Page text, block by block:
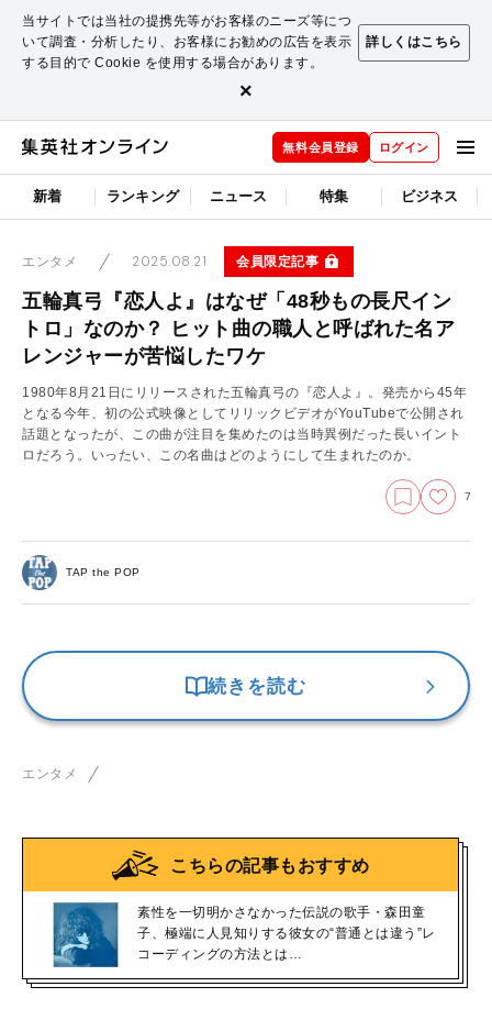
当サイトでは当社の提携先等がお客様のニーズ等につ
いて調査・分析したり、お客様にお勧めの広告を表示
する目的で Cookie を使用する場合があります。
詳しくはこちら
×
無料会員登録 ログイン
新着 ランキング ニュース 特集 ビジネス
エンタメ 2025.08.21 会員限定記事
五輪真弓『恋人よ』はなぜ「48秒もの長尺イン
トロ」なのか？ ヒット曲の職人と呼ばれた名ア
レンジャーが苦悩したワケ
1980年8月21日にリリースされた五輪真弓の『恋人よ』。発売から45年
となる今年、初の公式映像としてリリックビデオがYouTubeで公開され
話題となったが、この曲が注目を集めたのは当時異例だった長いイント
ロだろう。いったい、この名曲はどのようにして生まれたのか。
7
TAP the POP
続きを読む
エンタメ
こちらの記事もおすすめ
素性を一切明かさなかった伝説の歌手・森田童
子、極端に人見知りする彼女の“普通とは違う”レ
コーディングの方法とは…